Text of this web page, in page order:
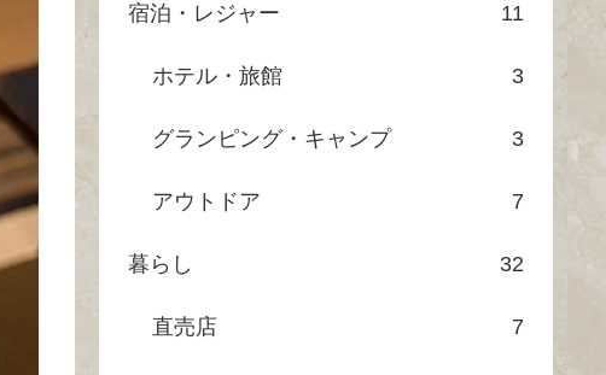
宿泊・レジャー 11
ホテル・旅館 3
グランピング・キャンプ 3
アウトドア 7
暮らし 32
直売店 7